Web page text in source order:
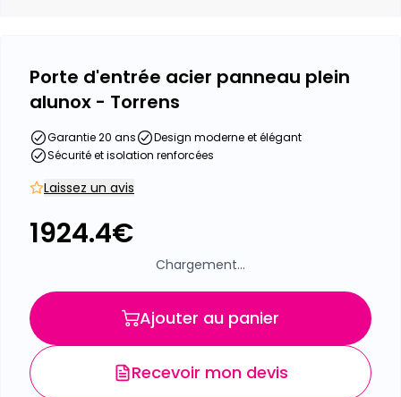
Porte d'entrée acier panneau plein
alunox - Torrens
Garantie 20 ans
Design moderne et élégant
Sécurité et isolation renforcées
Laissez un avis
1924.4€
Chargement...
Ajouter au panier
Recevoir mon devis